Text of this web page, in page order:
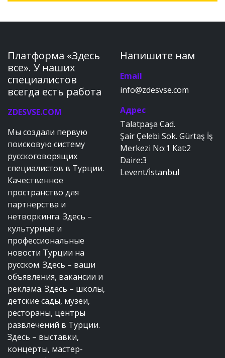
Платформа «Здесь
все». У наших
специалистов
всегда есть работа
ZDESVSE.COM
Мы создали первую
поисковую систему
русскоговорящих
специалистов в Турции.
Качественное
пространство для
партнерства и
нетворкинга. Здесь –
культурные и
профессиональные
новости Турции на
русском. Здесь – ваши
объявления, вакансии и
реклама. Здесь – школы,
детские сады, музеи,
рестораны, центры
развлечений в Турции.
Здесь – выставки,
концерты, мастер-
Напишите нам
Email
info@zdesvse.com
Адрес
Talatpaşa Cad.
Şair Çelebi Sok. Gürtaş İş
Merkezi No:1 Kat:2
Daire:3
Levent/İstanbul